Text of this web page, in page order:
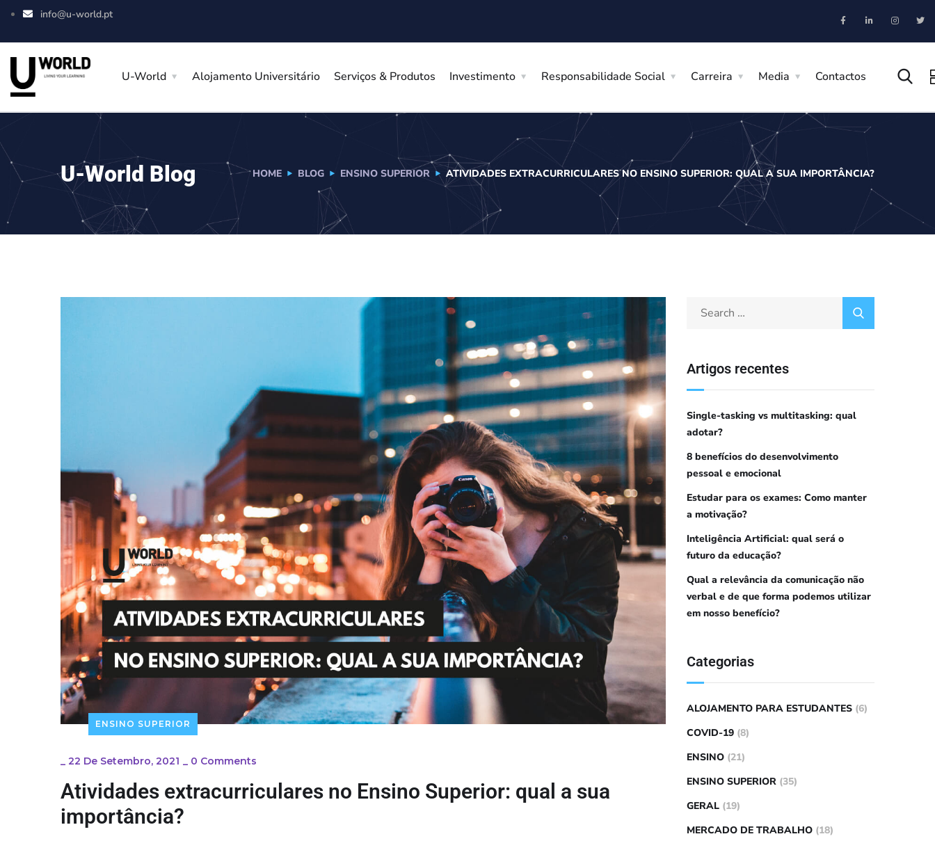
info@u-world.pt
U-World Alojamento Universitário Serviços & Produtos Investimento Responsabilidade Social Carreira Media Contactos
U-World Blog HOME BLOG ENSINO SUPERIOR ATIVIDADES EXTRACURRICULARES NO ENSINO SUPERIOR: QUAL A SUA IMPORTÂNCIA?
ENSINO SUPERIOR
_ 22 De Setembro, 2021 _ 0 Comments
Atividades extracurriculares no Ensino Superior: qual a sua
importância?
Artigos recentes
Single-tasking vs multitasking: qual
adotar?
8 benefícios do desenvolvimento
pessoal e emocional
Estudar para os exames: Como manter
a motivação?
Inteligência Artificial: qual será o
futuro da educação?
Qual a relevância da comunicação não
verbal e de que forma podemos utilizar
em nosso benefício?
Categorias
ALOJAMENTO PARA ESTUDANTES (6)
COVID-19 (8)
ENSINO (21)
ENSINO SUPERIOR (35)
GERAL (19)
MERCADO DE TRABALHO (18)